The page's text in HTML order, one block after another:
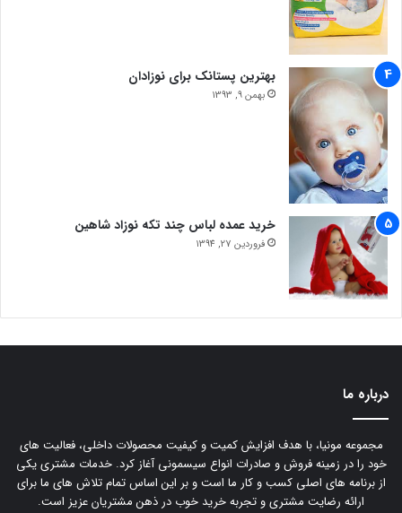
بهترین پستانک برای نوزادان
بهمن 9, 1393
خرید عمده لباس چند تکه نوزاد شاهین
فروردین 27, 1394
درباره ما
مجموعه مونیا، با هدف افزایش کمیت و کیفیت محصولات داخلی، فعالیت های
خود را در زمینه فروش و صادرات انواع سیسمونی آغاز کرد. خدمات مشتری یکی
از برنامه های اصلی کسب و کار ما است و بر این اساس تمام تلاش های ما برای
ارائه رضایت مشتری و تجربه خرید خوب در ذهن مشتریان عزیز است.